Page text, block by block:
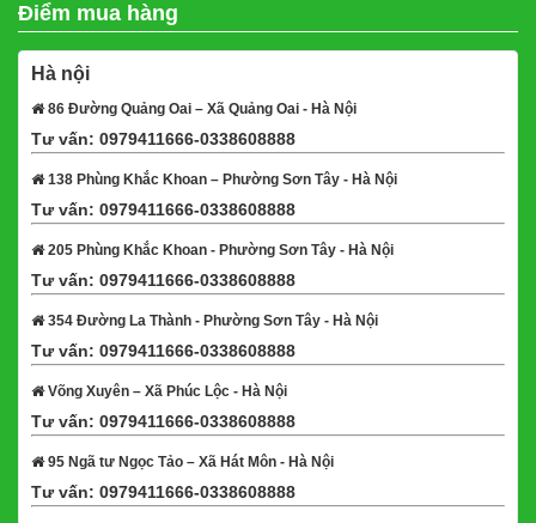
Điểm mua hàng
Hà nội
86 Đường Quảng Oai – Xã Quảng Oai - Hà Nội
Tư vấn: 0979411666-0338608888
138 Phùng Khắc Khoan – Phường Sơn Tây - Hà Nội
Tư vấn: 0979411666-0338608888
205 Phùng Khắc Khoan - Phường Sơn Tây - Hà Nội
Tư vấn: 0979411666-0338608888
354 Đường La Thành - Phường Sơn Tây - Hà Nội
Tư vấn: 0979411666-0338608888
Võng Xuyên – Xã Phúc Lộc - Hà Nội
Tư vấn: 0979411666-0338608888
95 Ngã tư Ngọc Tảo – Xã Hát Môn - Hà Nội
Tư vấn: 0979411666-0338608888